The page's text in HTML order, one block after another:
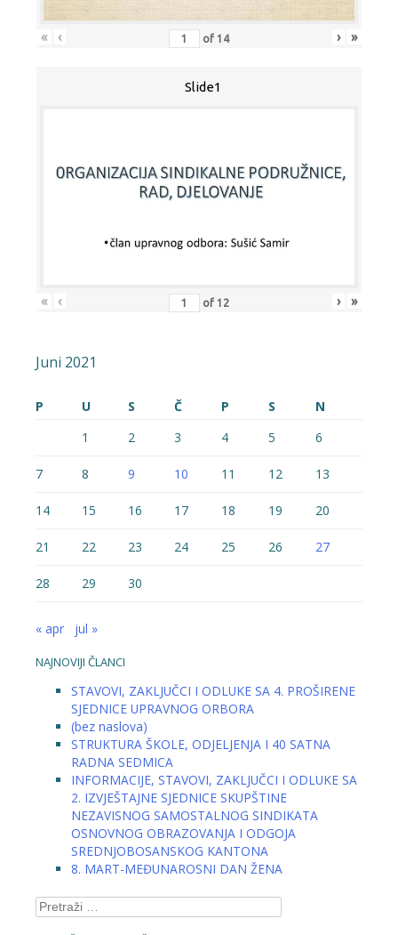
« ‹ of 14 › »
Slide1
« ‹ of 12 › »
Juni 2021
P U S Č P S
N
1
2 3 4 5 6
7 8 9 10 11 12 13
14 15 16 17 18 19 20
21 22 23 24 25 26 27
28 29 30
« apr jul »
NAJNOVIJI ČLANCI
STAVOVI, ZAKLJUČCI I ODLUKE SA 4. PROŠIRENE
SJEDNICE UPRAVNOG ORBORA
(bez naslova)
STRUKTURA ŠKOLE, ODJELJENJA I 40 SATNA
RADNA SEDMICA
INFORMACIJE, STAVOVI, ZAKLJUČCI I ODLUKE SA
2. IZVJEŠTAJNE SJEDNICE SKUPŠTINE
NEZAVISNOG SAMOSTALNOG SINDIKATA
OSNOVNOG OBRAZOVANJA I ODGOJA
SREDNJOBOSANSKOG KANTONA
8. MART-MEĐUNAROSNI DAN ŽENA
Pretraga: